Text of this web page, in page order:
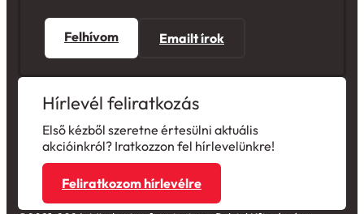
Felhívom Emailt írok
Hírlevél feliratkozás
Első kézből szeretne értesülni aktuális
akcióinkról? Iratkozzon fel hírlevelünkre!
Feliratkozom hírlevélre